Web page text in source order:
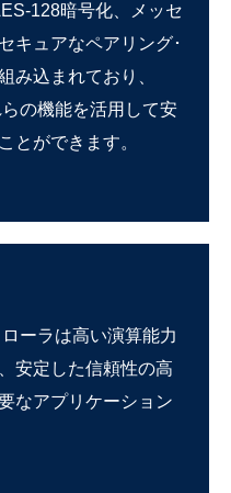
128暗号化、メッセ
キュアなペアリング･
み込まれており、
の機能を活用して安
とができます。
ーラは高い演算能力
安定した信頼性の高
なアプリケーション